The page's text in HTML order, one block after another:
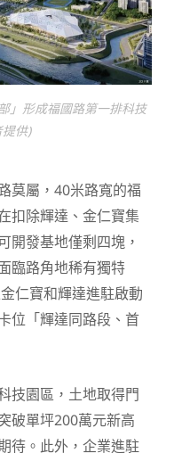
」形成福國路第一排科技
供)
莫屬，40米路寬的福
扣除輝達、金仁寶集
開發基地僅剩四塊，
臨路角地稀有獨特
仁寶和輝達進駐啟動
位「輝達同路段、首
技園區，土地取得門
破單坪200萬元新高
待。此外，企業進駐